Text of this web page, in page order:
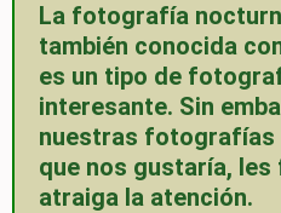
La fotografía
también conocida
es un tipo de
interesante. Sin
nuestras fotografías
que nos gustaría,
atraiga la atención.